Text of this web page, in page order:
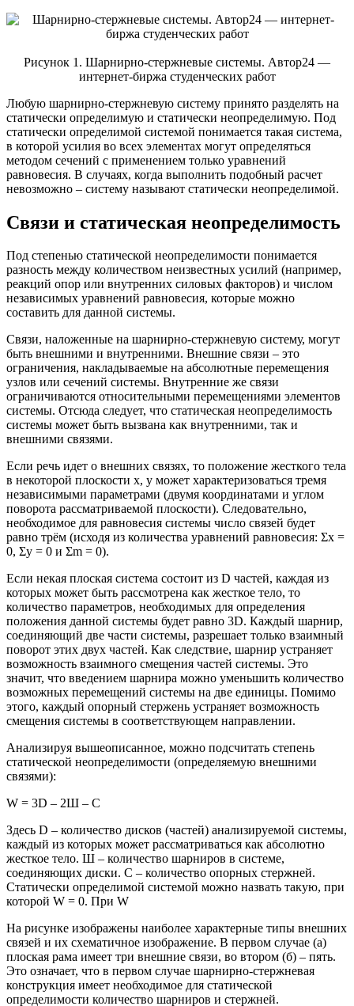
Рисунок 1. Шарнирно-стержневые системы. Автор24 —
интернет-биржа студенческих работ
Любую шарнирно-стержневую систему принято разделять на
статически определимую и статически неопределимую. Под
статически определимой системой понимается такая система,
в которой усилия во всех элементах могут определяться
методом сечений с применением только уравнений
равновесия. В случаях, когда выполнить подобный расчет
невозможно – систему называют статически неопределимой.
Связи и статическая неопределимость
Под степенью статической неопределимости понимается
разность между количеством неизвестных усилий (например,
реакций опор или внутренних силовых факторов) и числом
независимых уравнений равновесия, которые можно
составить для данной системы.
Связи, наложенные на шарнирно-стержневую систему, могут
быть внешними и внутренними. Внешние связи – это
ограничения, накладываемые на абсолютные перемещения
узлов или сечений системы. Внутренние же связи
ограничиваются относительными перемещениями элементов
системы. Отсюда следует, что статическая неопределимость
системы может быть вызвана как внутренними, так и
внешними связями.
Если речь идет о внешних связях, то положение жесткого тела
в некоторой плоскости x, y может характеризоваться тремя
независимыми параметрами (двумя координатами и углом
поворота рассматриваемой плоскости). Следовательно,
необходимое для равновесия системы число связей будет
равно трём (исходя из количества уравнений равновесия: Σx =
0, Σy = 0 и Σm = 0).
Если некая плоская система состоит из D частей, каждая из
которых может быть рассмотрена как жесткое тело, то
количество параметров, необходимых для определения
положения данной системы будет равно 3D. Каждый шарнир,
соединяющий две части системы, разрешает только взаимный
поворот этих двух частей. Как следствие, шарнир устраняет
возможность взаимного смещения частей системы. Это
значит, что введением шарнира можно уменьшить количество
возможных перемещений системы на две единицы. Помимо
этого, каждый опорный стержень устраняет возможность
смещения системы в соответствующем направлении.
Анализируя вышеописанное, можно подсчитать степень
статической неопределимости (определяемую внешними
связями):
W = 3D – 2Ш – С
Здесь D – количество дисков (частей) анализируемой системы,
каждый из которых может рассматриваться как абсолютно
жесткое тело. Ш – количество шарниров в системе,
соединяющих диски. С – количество опорных стержней.
Статически определимой системой можно назвать такую, при
которой W = 0. При W
На рисунке изображены наиболее характерные типы внешних
связей и их схематичное изображение. В первом случае (а)
плоская рама имеет три внешние связи, во втором (б) – пять.
Это означает, что в первом случае шарнирно-стержневая
конструкция имеет необходимое для статической
определимости количество шарниров и стержней.